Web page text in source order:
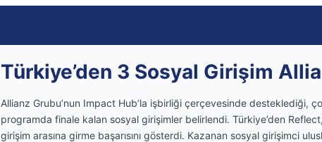
Türkiye’den 3 Sosyal Girişim
Allianz Grubu’nun Impact Hub’la işbirliği çerçevesinde desteklediği,
programda finale kalan sosyal girişimler belirlendi. Türkiye’den
girişim arasına girme başarısını gösterdi. Kazanan sosyal girişimci